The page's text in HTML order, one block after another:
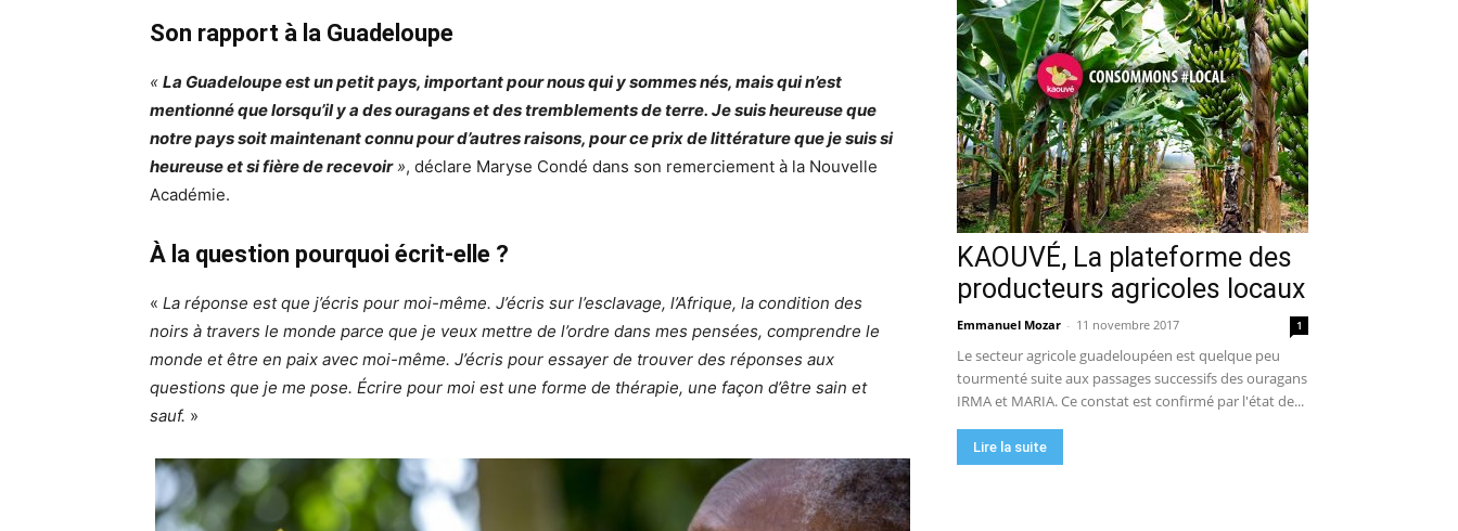
Son rapport à la Guadeloupe
« La Guadeloupe est un petit pays, important pour nous qui y sommes nés, mais qui n’est
mentionné que lorsqu’il y a des ouragans et des tremblements de terre. Je suis heureuse que
notre pays soit maintenant connu pour d’autres raisons, pour ce prix de littérature que je suis si
heureuse et si fière de recevoir», déclare Maryse Condé dans son remerciement à la Nouvelle
Académie.
À la question pourquoi écrit-elle ?
« La réponse est que j’écris pour moi-même. J’écris sur l’esclavage, l’Afrique, la condition des
noirs à travers le monde parce que je veux mettre de l’ordre dans mes pensées, comprendre le
monde et être en paix avec moi-même. J’écris pour essayer de trouver des réponses aux
questions que je me pose. Écrire pour moi est une forme de thérapie, une façon d’être sain et
sauf. »
KAOUVÉ, La plateforme des
producteurs agricoles locaux
Emmanuel Mozar - 11 novembre 2017 1
Le secteur agricole guadeloupéen est quelque peu
tourmenté suite aux passages successifs des ouragans
IRMA et MARIA. Ce constat est confirmé par l'état de...
Lire la suite